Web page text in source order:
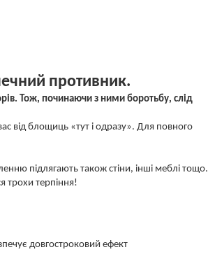
противник.
Тож, починаючи з ними боротьбу, слід
від блощиць «тут і одразу». Для повного
підлягають також стіни, інші меблі тощо.
трохи терпіння!
довгостроковий ефект